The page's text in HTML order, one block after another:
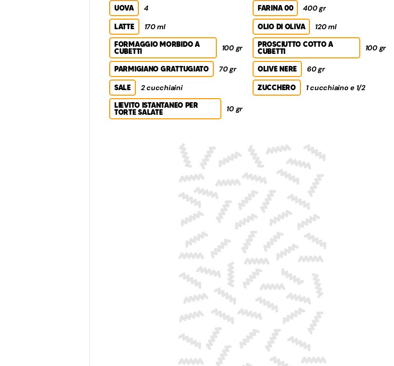
UOVA 4 FARINA 00 400 gr
LATTE 170 ml OLIO DI OLIVA
120 ml
FORMAGGIO MORBIDO A
CUBETTI 100 gr PROSCIUTTO COTTO A
CUBETTI 100 gr
PARMIGIANO GRATTUGIATO 70 gr OLIVE NERE 60 gr
SALE 2 cucchiaini ZUCCHERO
1 cucchiaino e 1/2
LIEVITO ISTANTANEO PER
TORTE SALATE 10 gr